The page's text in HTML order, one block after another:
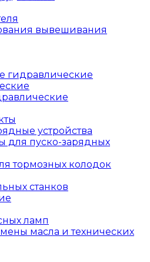
вывешивания
гидравлические
устройства
для пуско-зарядных
тормозных колодок
станков
ламп
масла и технических